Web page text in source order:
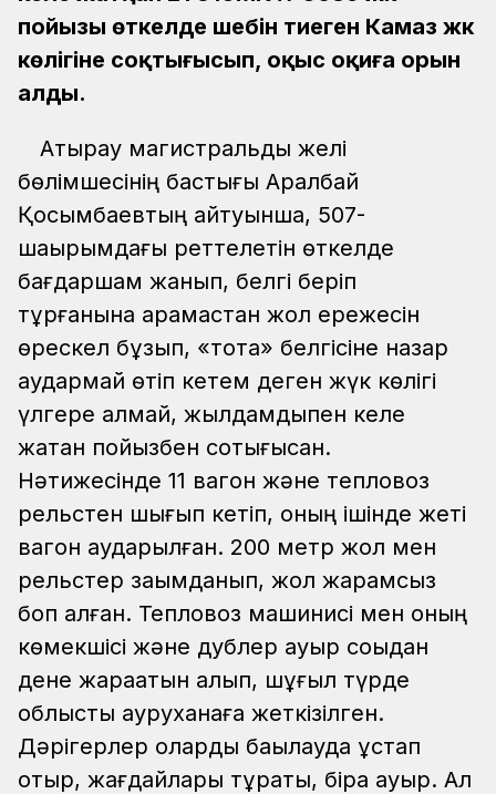
пойызы өткелде шебін тиеген Камаз жүк
көлігіне соқтығысып, оқыс оқиға орын
алды.
Атырау магистральдық желі
бөлімшесінің бастығы Аралбай
Қосымбаевтың айтуынша, 507-
шақырымдағы реттелетін өткелде
бағдаршам жанып, белгі беріп
тұрғанына қарамастан жол ережесін
өрескел бұзып, «тоқта» белгісіне назар
аудармай өтіп кетем деген жүк көлігі
үлгере алмай, жылдамдықпен келе
жатқан пойызбен соқтығысқан.
Нәтижесінде 11 вагон және тепловоз
рельстен шығып кетіп, оның ішінде жеті
вагон аударылған. 200 метр жол мен
рельстер зақымданып, жол жарамсыз
боп қалған. Тепловоз машинисі мен оның
көмекшісі және дублер ауыр соққыдан
дене жарақатын алып, шұғыл түрде
облыстық ауруханаға жеткізілген.
Дәрігерлер оларды бақылауда ұстап
отыр, жағдайлары тұрақты, бірақ ауыр. Ал